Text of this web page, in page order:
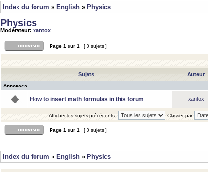
Index du forum » English » Physics
Physics
Modérateur: xantox
Page 1 sur 1 [ 0 sujets ]
Sujets Auteur
Annonces
How to insert math formulas in this forum xantox
Afficher les sujets précédents: Classer par
Page 1 sur 1 [ 0 sujets ]
Index du forum » English » Physics